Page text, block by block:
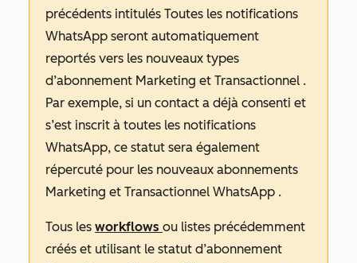
précédents intitulés Toutes les notifications
WhatsApp seront automatiquement
reportés vers les nouveaux types
d’abonnement Marketing et Transactionnel .
Par exemple, si un contact a déjà consenti et
s’est inscrit à toutes les notifications
WhatsApp, ce statut sera également
répercuté pour les nouveaux abonnements
Marketing et Transactionnel WhatsApp .
Tous les workflows ou listes précédemment
créés et utilisant le statut d’abonnement